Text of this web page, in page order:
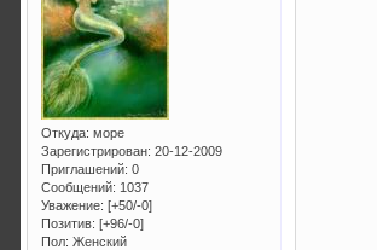
Откуда: море
Зарегистрирован: 20-12-2009
Приглашений: 0
Сообщений: 1037
Уважение: [+50/-0]
Позитив: [+96/-0]
Пол: Женский